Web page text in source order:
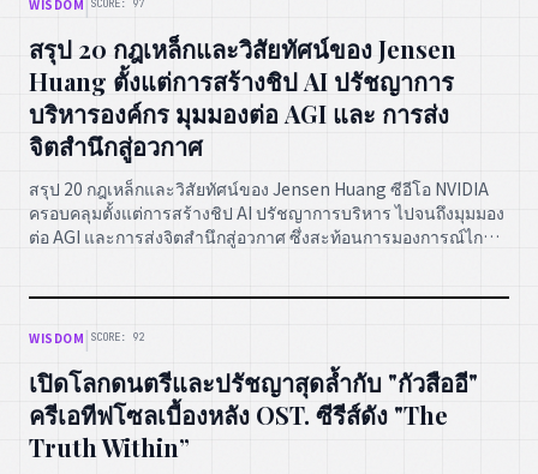
WISDOM SCORE: 97
สรุป 20 กฎเหล็กและวิสัยทัศน์ของ Jensen
Huang ตั้งแต่การสร้างชิป AI ปรัชญาการ
บริหารองค์กร มุมมองต่อ AGI และ การส่ง
จิตสำนึกสู่อวกาศ
สรุป 20 กฎเหล็กและวิสัยทัศน์ของ Jensen Huang ซีอีโอ NVIDIA
ครอบคลุมตั้งแต่การสร้างชิป AI ปรัชญาการบริหาร ไปจนถึงมุมมอง
ต่อ AGI และการส่งจิตสำนึกสู่อวกาศ ซึ่งสะท้อนการมองการณ์ไกล
WISDOM | SCORE: 92
เปิดโลกดนตรีและปรัชญาสุดล้ำกับ "กัวสืออี"
ครีเอทีฟโซลเบื้องหลัง OST. ซีรีส์ดัง "The
Truth Within”